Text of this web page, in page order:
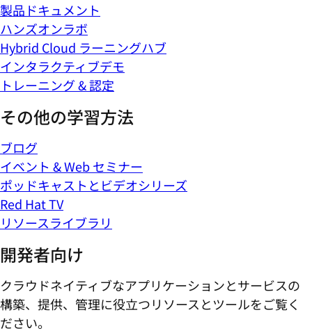
製品ドキュメント
ハンズオンラボ
Hybrid Cloud ラーニングハブ
インタラクティブデモ
トレーニング & 認定
その他の学習方法
ブログ
イベント & Web セミナー
ポッドキャストとビデオシリーズ
Red Hat TV
リソースライブラリ
開発者向け
クラウドネイティブなアプリケーションとサービスの
構築、提供、管理に役立つリソースとツールをご覧く
ださい。